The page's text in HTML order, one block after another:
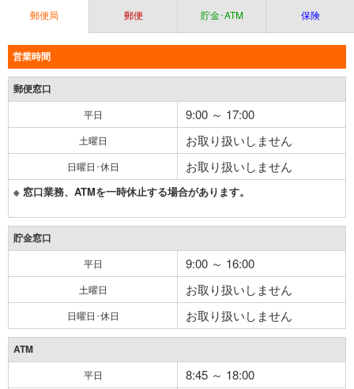
郵便局 郵便 貯金･ATM 保険
営業時間
郵便窓口
平日 9:00 ～ 17:00
土曜日 お取り扱いしません
日曜日･休日 お取り扱いしません
※ 窓口業務、ATMを一時休止する場合があります。
貯金窓口
平日 9:00 ～ 16:00
土曜日 お取り扱いしません
日曜日･休日 お取り扱いしません
ATM
平日 8:45 ～ 18:00